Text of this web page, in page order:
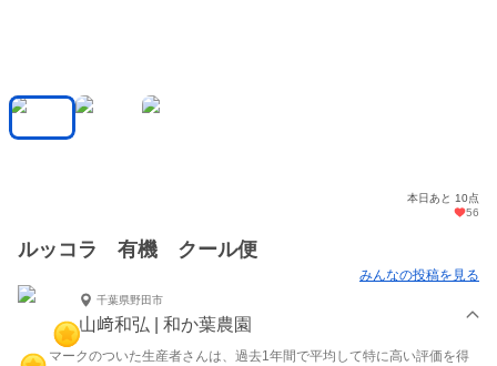
本日あと 10点
56
ルッコラ 有機 クール便
みんなの投稿を見る
千葉県野田市
山﨑和弘 | 和か葉農園
マークのついた生産者さんは、過去1年間で平均して特に高い評価を得